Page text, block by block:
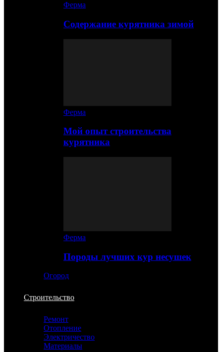
Ферма
Содержание курятника зимой
Ферма
Мой опыт строительства
курятника
Ферма
Породы лучших кур несушек
Огород
Строительство
Ремонт
Отопление
Электричество
Материалы